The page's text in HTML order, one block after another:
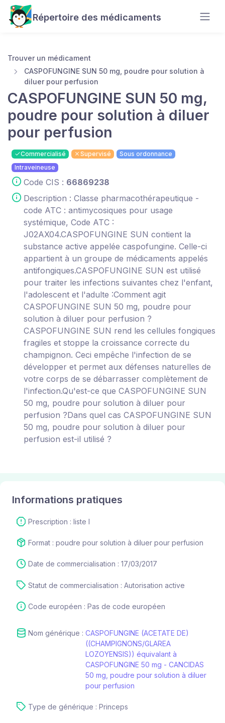
Répertoire des médicaments
Trouver un médicament
CASPOFUNGINE SUN 50 mg, poudre pour solution à
diluer pour perfusion
CASPOFUNGINE SUN 50 mg,
poudre pour solution à diluer
pour perfusion
Commercialisé Supervisé
Sous ordonnance
Intraveineuse
Code CIS : 66869238
Description : Classe pharmacothérapeutique -
code ATC : antimycosiques pour usage
systémique, Code ATC :
J02AX04.CASPOFUNGINE SUN contient la
substance active appelée caspofungine. Celle-ci
appartient à un groupe de médicaments appelés
antifongiques.CASPOFUNGINE SUN est utilisé
pour traiter les infections suivantes chez l'enfant,
l'adolescent et l'adulte :Comment agit
CASPOFUNGINE SUN 50 mg, poudre pour
solution à diluer pour perfusion ?
CASPOFUNGINE SUN rend les cellules fongiques
fragiles et stoppe la croissance correcte du
champignon. Ceci empêche l'infection de se
développer et permet aux défenses naturelles de
votre corps de se débarrasser complètement de
l'infection.Qu'est-ce que CASPOFUNGINE SUN
50 mg, poudre pour solution à diluer pour
perfusion ?Dans quel cas CASPOFUNGINE SUN
50 mg, poudre pour solution à diluer pour
perfusion est-il utilisé ?
Informations pratiques
Prescription : liste I
Format : poudre pour solution à diluer pour perfusion
Date de commercialisation : 17/03/2017
Statut de commercialisation : Autorisation active
Code européen : Pas de code européen
Nom générique : CASPOFUNGINE (ACETATE DE)
((CHAMPIGNONS/GLAREA
LOZOYENSIS)) équivalant à
CASPOFUNGINE 50 mg - CANCIDAS
50 mg, poudre pour solution à diluer
pour perfusion
Type de générique : Princeps